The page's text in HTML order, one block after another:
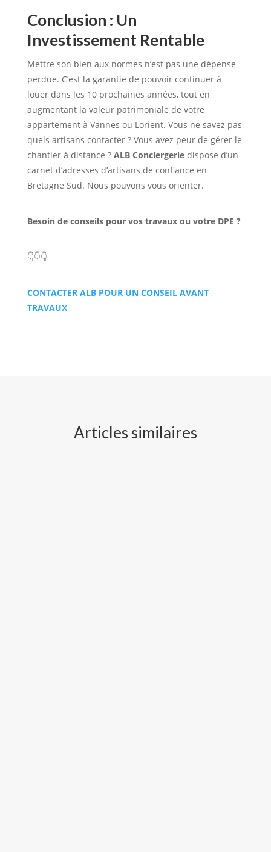
Conclusion : Un
Investissement Rentable
Mettre son bien aux normes n’est pas une dépense
perdue. C’est la garantie de pouvoir continuer à
louer dans les 10 prochaines années, tout en
augmentant la valeur patrimoniale de votre
appartement à Vannes ou Lorient. Vous ne savez pas
quels artisans contacter ? Vous avez peur de gérer le
chantier à distance ? ALB Conciergeriedispose d’un
carnet d’adresses d’artisans de confiance en
Bretagne Sud. Nous pouvons vous orienter.
Besoin de conseils pour vos travaux ou votre DPE ?
👇👇👇
CONTACTER ALB POUR UN CONSEIL AVANT
TRAVAUX
Articles similaires